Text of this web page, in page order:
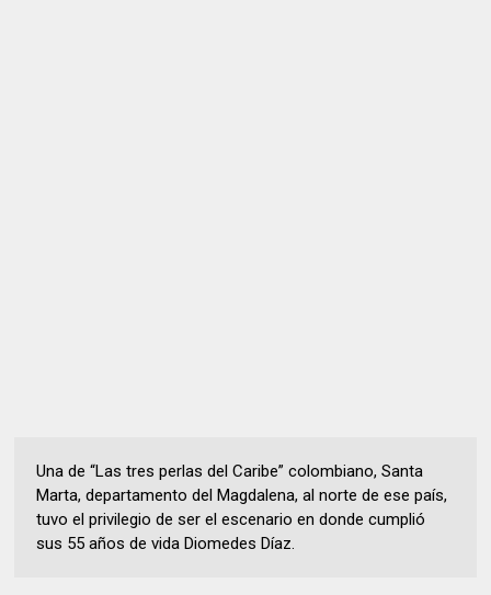
Una de “Las tres perlas del Caribe” colombiano, Santa
Marta, departamento del Magdalena, al norte de ese país,
tuvo el privilegio de ser el escenario en donde cumplió
sus 55 años de vida Diomedes Díaz.